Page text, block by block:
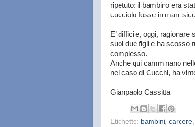
ripetuto: il bambino era
cucciolo fosse in mani
E’ difficile, oggi,
suoi due figli e ha scosso
complesso.
Anche qui camminano
nel caso di Cucchi, ha
Gianpaolo Cassitta
Etichette: bambini carcere